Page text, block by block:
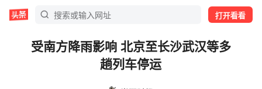
打开看看
受南方降雨影响 北京至长沙武汉等多
趟列车停运